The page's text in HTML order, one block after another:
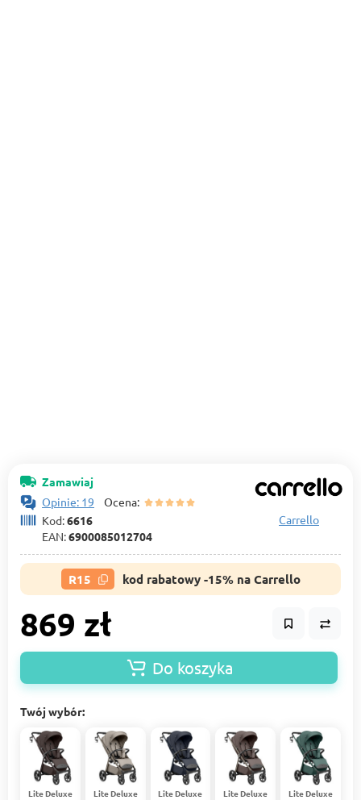
Zamawiaj
Opinie: 19 Ocena:
Kod:6616
EAN:6900085012704
Carrello
R15 kod rabatowy -15% na Carrello
869 zł
Do koszyka
Twój wybór:
Lite Deluxe
Lite Deluxe
Lite Deluxe
Lite Deluxe
Lite Deluxe